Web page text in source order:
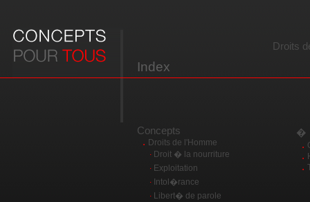
Droits
Index
Concepts
. Droits de l'Homme
. Droit � la nourriture
. Exploitation
. Intol�rance
. Libert� de parole
�
.
.
.